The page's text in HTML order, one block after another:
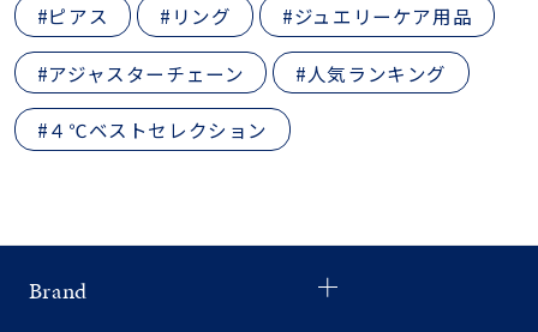
#ピアス #リング #ジュエリーケア用品
#アジャスターチェーン #人気ランキング
#４℃ベストセレクション
Brand